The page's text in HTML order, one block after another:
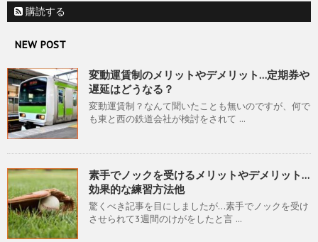
購読する
NEW POST
変動運賃制のメリットやデメリット…定期券や
遅延はどうなる？
変動運賃制？なんて聞いたことも無いのですが、何で
も東と西の鉄道会社が検討をされて ...
素手でノックを受けるメリットやデメリット…
効果的な練習方法他
驚くべき記事を目にしましたが…素手でノックを受け
させられて3週間のけがをしたと言 ...